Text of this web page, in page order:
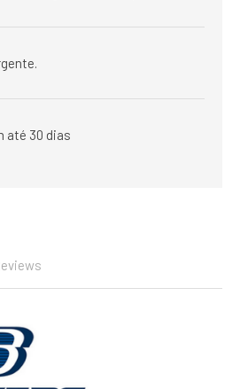
até 30 dias